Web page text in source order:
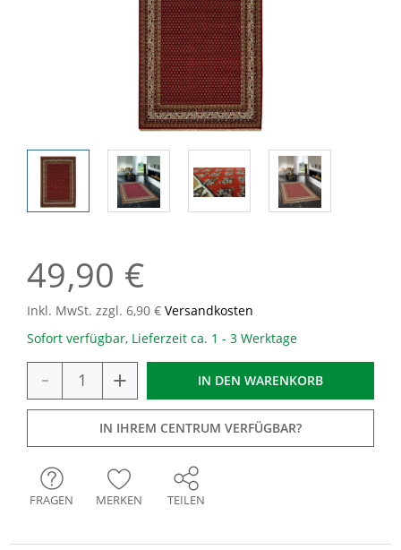
49,90 €
Inkl. MwSt. zzgl. 6,90 € Versandkosten
Sofort verfügbar, Lieferzeit ca. 1 - 3 Werktage
- + IN DEN WARENKORB
IN IHREM CENTRUM VERFÜGBAR?
FRAGEN MERKEN TEILEN